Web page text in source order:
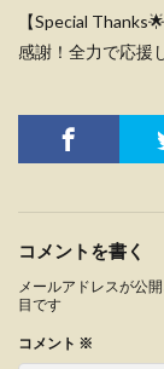
【Special
感謝！全力で応援
コメントを書く
メールアドレスが公
目です
コメント ※